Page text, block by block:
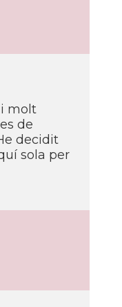
i molt
de
decidit
sola per